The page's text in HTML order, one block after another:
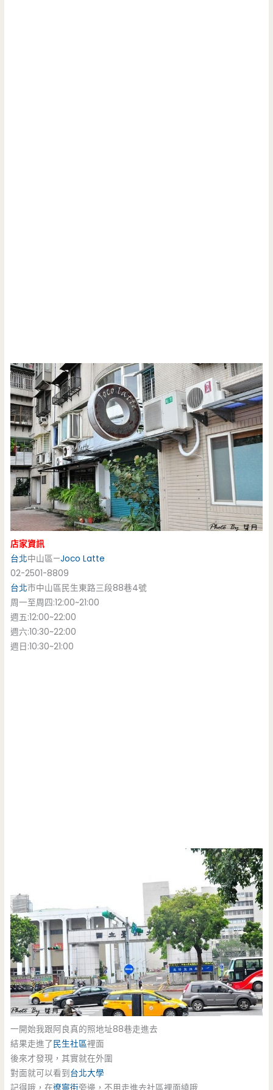
店家資訊
台北中山區—Joco Latte
02-2501-8809
台北市中山區民生東路三段88巷4號
周一至周四:12:00~21:00
週五:12:00~22:00
週六:10:30~22:00
週日:10:30~21:00
一開始我跟阿良真的照地址88巷走進去
結果走進了民生社區裡面
後來才發現，其實就在外圍
對面就可以看到台北大學